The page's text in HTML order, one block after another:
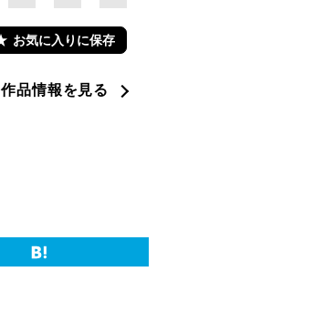
お気に入りに保存
作品情報を見る